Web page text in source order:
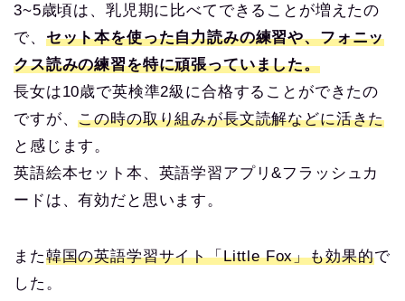
3~5歳頃は、乳児期に比べてできることが増えたの
で、 セット本を使った自力読みの練習や、フォニッ
クス読みの練習を特に頑張っていました。
長女は10歳で英検準2級に合格することができたの
ですが、この時の取り組みが長文読解などに活きた
と感じます。
英語絵本セット本、英語学習アプリ&フラッシュカ
ードは、有効だと思います。
また韓国の英語学習サイト「Little Fox」も効果的で
した。